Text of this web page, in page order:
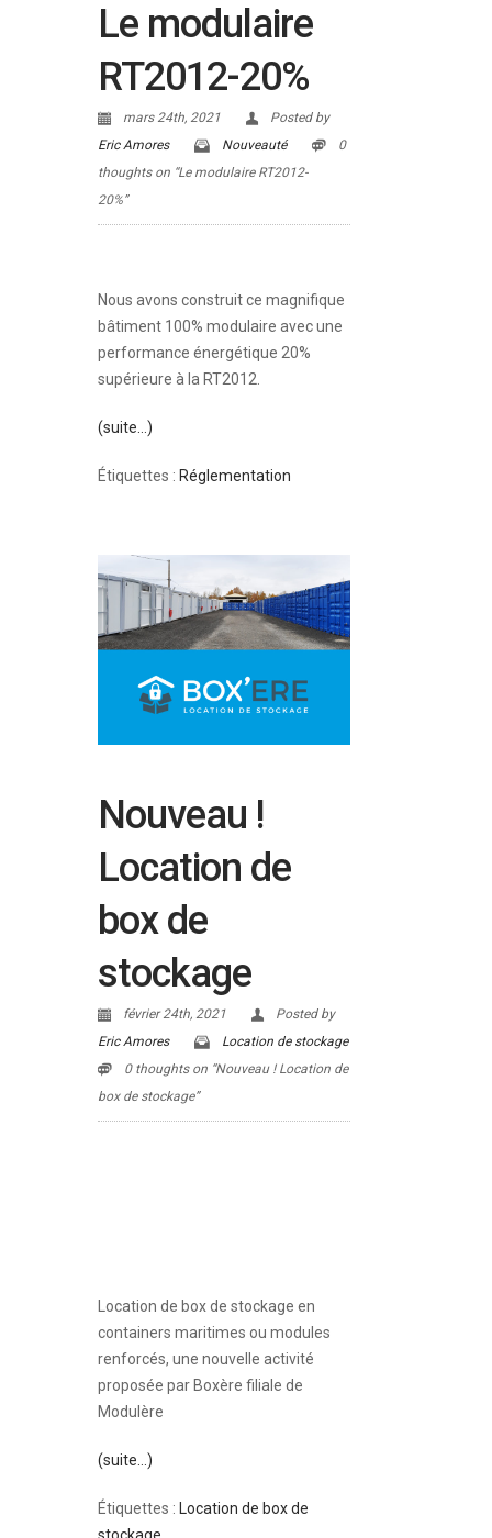
Le modulaire
RT2012-20%
mars 24th, 2021
Posted by
Eric Amores
Nouveauté
0
thoughts on “Le modulaire RT2012-
20%”
Nous avons construit ce magnifique
bâtiment 100% modulaire avec une
performance énergétique 20%
supérieure à la RT2012.
(suite…)
Étiquettes : Réglementation
Nouveau !
Location de
box de
stockage
février 24th, 2021
Posted by
Eric Amores
Location de stockage
0 thoughts on “Nouveau ! Location de
box de stockage”
Location de box de stockage en
containers maritimes ou modules
renforcés, une nouvelle activité
proposée par Boxère filiale de
Modulère
(suite…)
Étiquettes : Location de box de